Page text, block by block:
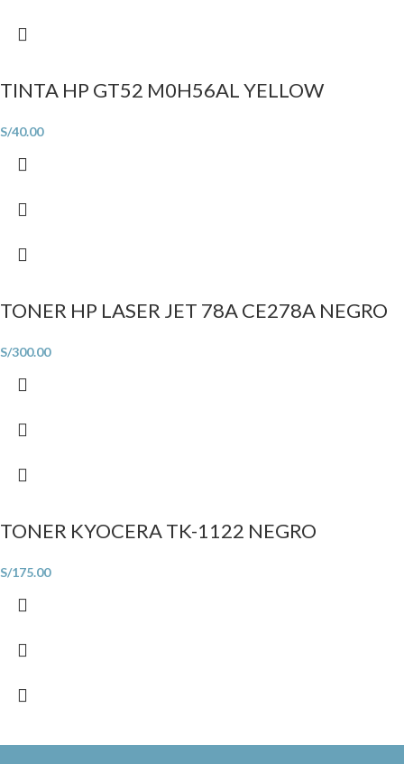
TINTA HP GT52 M0H56AL YELLOW
S/40.00
TONER HP LASER JET 78A CE278A NEGRO
S/300.00
TONER KYOCERA TK-1122 NEGRO
S/175.00